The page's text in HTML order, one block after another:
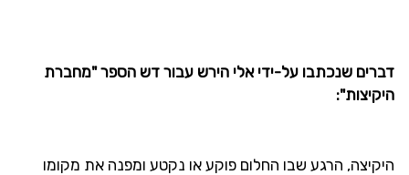
דברים שנכתבו על-ידי אלי הירש עבור דש הספר "מחברת
היקיצות":
היקיצה, הרגע שבו החלום פוקע או נקטע ומפנה את מקומו